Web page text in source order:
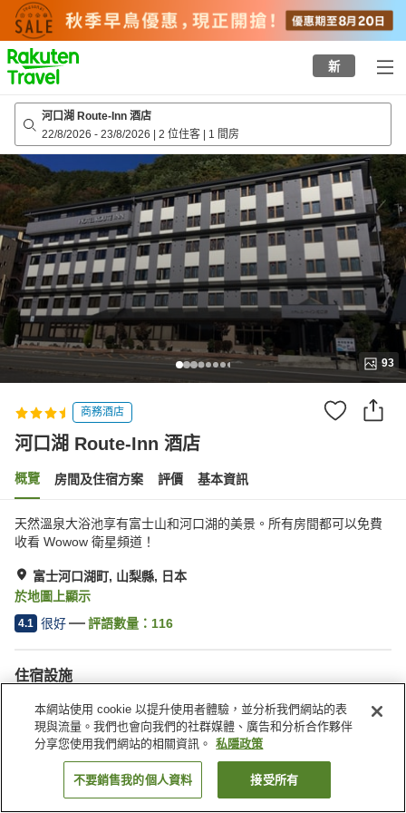
to
top
page
新
河口湖 Route-Inn 酒店
22/8/2026 - 23/8/2026 | 2 位住客 | 1 間房
93
商務酒店
河口湖 Route-Inn 酒店
概覽 房間及住宿方案 評價 基本資訊
天然溫泉大浴池享有富士山和河口湖的美景。所有房間都可以免費
收看 Wowow 衛星頻道！
富士河口湖町, 山梨縣, 日本
於地圖上顯示
4.1 很好 評語數量： 116
住宿設施
停車場
水療/美容院
餐廳
自動販賣機
找客房
本網站使用 cookie 以提升使用者體驗，並分析我們網站的表
現與流量。我們也會向我們的社群媒體、廣告和分析合作夥伴
分享您使用我們網站的相關資訊。
私隱政策
不要銷售我的個人資料 接受所有